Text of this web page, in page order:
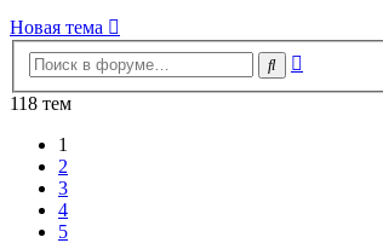
Новая тема
Поиск
118 тем
1
2
3
4
5